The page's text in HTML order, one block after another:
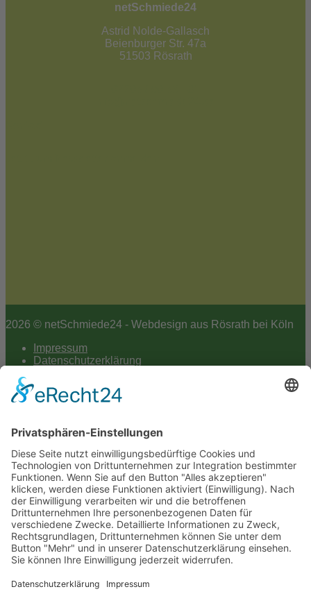
netSchmiede24
Astrid Nolde-Gallasch
Beienburger Str. 47a
51503 Rösrath
2026 © netSchmiede24 - Webdesign aus Rösrath bei Köln
Impressum
Datenschutzerklärung
Cookie-Einstellungen
to
top